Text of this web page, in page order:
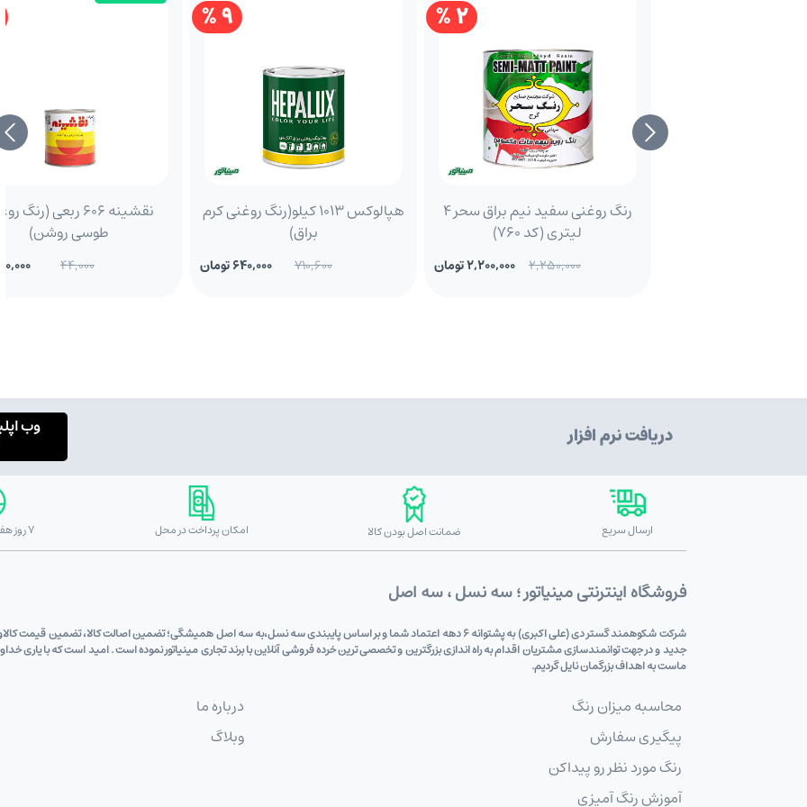
2 %
رنگ روغنی سفید نیم براق سحر 4
لیتری (کد 760)
2,250,000 2,200,000 تومان
9 %
هپالوکس 1013 کیلو(رنگ روغنی کرم
براق)
710,600 640,000 تومان
نقشینه 606 ربعی (رنگ
طوسی روشن)
44,000 40,000 تومان
دریافت نرم افزار وب
ارسال سریع ضمانت اصل بودن کالا امکان پرداخت در محل 7 روز هفته 24 ساعته
فروشگاه اینترنتی مینیاتور ؛ سه نسل ، سه اصل
شرکت شکوهمند گستر دی (علی اکبری) به پشتوانه 6 دهه اعتماد شما و بر اساس پایبندی سه نسل،به سه اصل همیشگی؛ تضمین اصالت کالا،
جدید و در جهت توانمندسازی مشتریان اقدام به راه اندازی بزرگترین و تخصصی ترین خرده فروشی آنلاین با برند تجاری مینیاتور نموده است . امید است که با یاری
ماست به اهداف بزرگمان نایل گردیم.
محاسبه میزان رنگ
پیگیری سفارش
رنگ مورد نظر رو پیداکن
آموزش رنگ آمیزی
درباره ما
وبلاگ